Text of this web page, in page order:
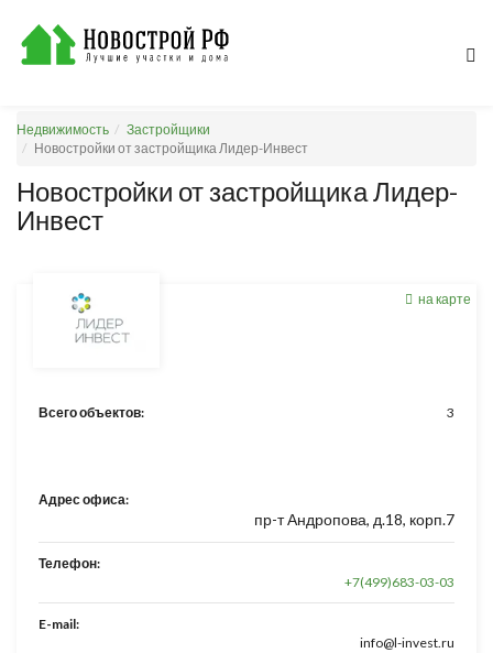
Недвижимость
Застройщики
Новостройки от застройщика Лидер-Инвест
Новостройки от застройщика Лидер-
Инвест
на карте
Всего объектов: 3
Адрес офиса:
пр-т Андропова, д.18, корп.7
Телефон:
+7(499)683-03-03
E-mail:
info@l-invest.ru